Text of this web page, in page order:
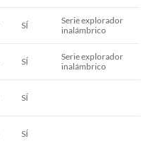
SÍ
Serie explorador
inalámbrico
SÍ
Serie explorador
inalámbrico
SÍ
SÍ